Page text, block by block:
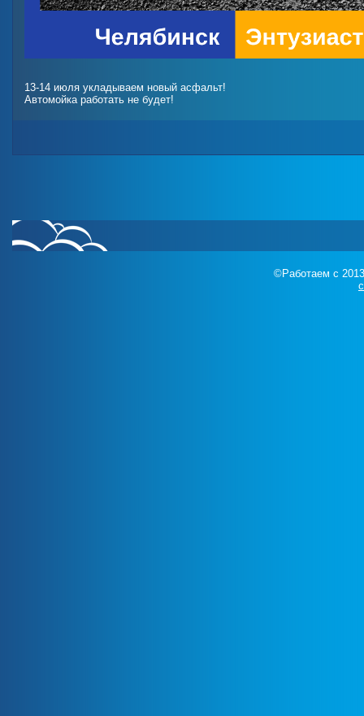
13-14 июля укладываем новый асфальт!
Автомойка работать не будет!
©Работаем с